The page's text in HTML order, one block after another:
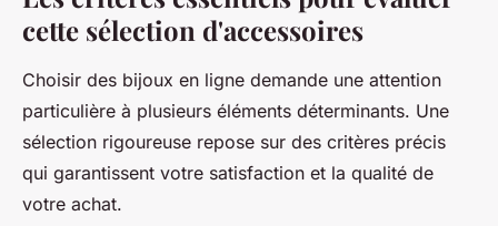
cette sélection d'accessoires
Choisir des bijoux en ligne demande une attention
particulière à plusieurs éléments déterminants. Une
sélection rigoureuse repose sur des critères précis
qui garantissent votre satisfaction et la qualité de
votre achat.